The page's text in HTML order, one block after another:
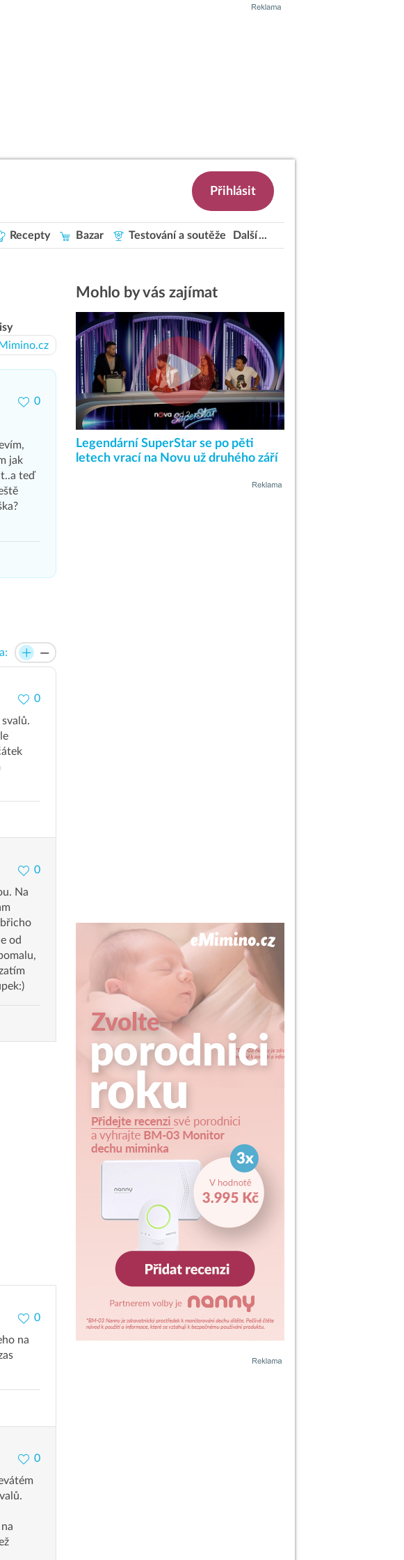
Přihlásit
Recepty Bazar Testování a soutěže Další
0
jak
teď
0
0
Na
od
0
na
0
Mohlo by vás zajímat
Legendární SuperStar se po pěti
letech vrací na Novu už druhého září